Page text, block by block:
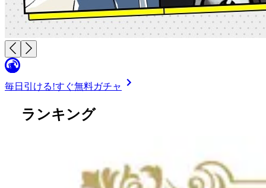
毎日引ける!すぐ無料ガチャ
ランキング